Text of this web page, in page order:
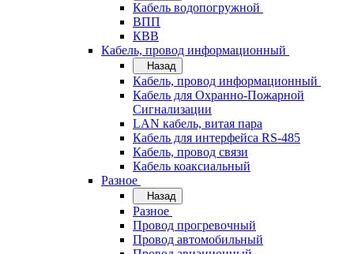
Кабель водопогружной
ВПП
КВВ
Кабель, провод информационный
Назад
Кабель, провод информационный
Кабель для Охранно-Пожарной
Сигнализации
LAN кабель, витая пара
Кабель для интерфейса RS-485
Кабель, провод связи
Кабель коаксиальный
Разное
Назад
Разное
Провод прогревочный
Провод автомобильный